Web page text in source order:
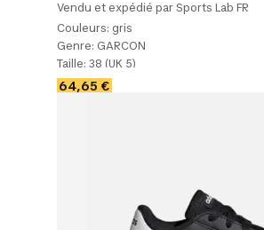
Vendu et expédié par Sports Lab FR
Couleurs: gris
Genre: GARCON
Taille: 38 (UK 5)
64,65 €